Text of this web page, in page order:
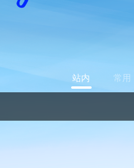
站内 常用